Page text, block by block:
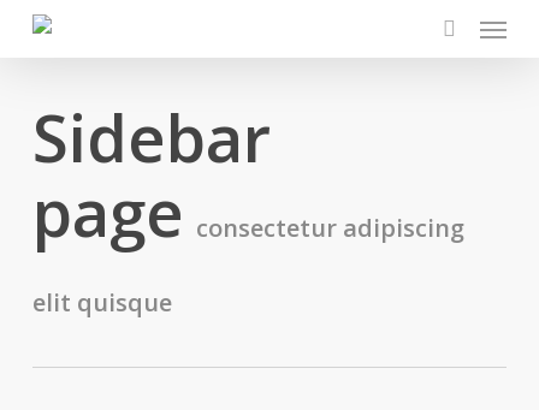
search
Menu
Sidebar
page consectetur adipiscing
elit quisque